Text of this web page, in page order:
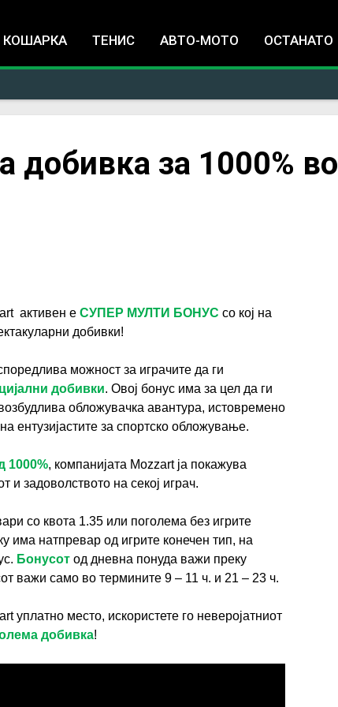
КОШАРКА ТЕНИС АВТО-МОТО ОСТАНАТО
добивка за 1000% во
активен е СУПЕР МУЛТИ БОНУС со кој на
добивки!
можност за играчите да ги
добивки. Овој бонус има за цел да ги
обложувачка авантура, истовремено
ентузијастите за спортско обложување.
1000%, компанијата Mozzart ја покажува
и задоволството на секој играч.
со квота 1.35 или поголема без игрите
има натпревар од игрите конечен тип, на
Бонусот од дневна понуда важи преку
важи само во термините 9 – 11 ч. и 21 – 23 ч.
уплатно место, искористете го неверојатниот
добивка!